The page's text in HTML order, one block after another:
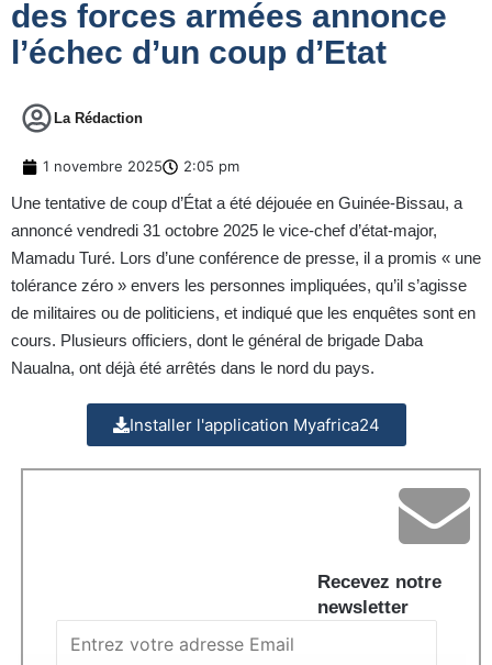
des forces armées annonce
l’échec d’un coup d’Etat
La Rédaction
1 novembre 2025 2:05 pm
Une tentative de coup d’État a été déjouée en Guinée-Bissau, a
annoncé vendredi 31 octobre 2025 le vice-chef d’état-major,
Mamadu Turé. Lors d’une conférence de presse, il a promis « une
tolérance zéro » envers les personnes impliquées, qu’il s’agisse
de militaires ou de politiciens, et indiqué que les enquêtes sont en
cours. Plusieurs officiers, dont le général de brigade Daba
Naualna, ont déjà été arrêtés dans le nord du pays.
Installer l'application Myafrica24
Recevez notre
newsletter